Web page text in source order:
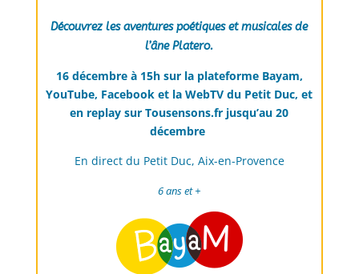
Découvrez les aventures poétiques et musicales de
l’âne Platero.
16 décembre à 15h sur la plateforme Bayam,
YouTube, Facebook et la WebTV du Petit Duc, et
en replay sur Tousensons.fr jusqu’au 20
décembre
En direct du Petit Duc, Aix-en-Provence
6 ans et +